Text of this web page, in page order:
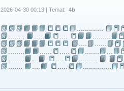
2026-04-30 00:13 | Temat: 4b
📗📗📗📙📙📙📒📒📒📘……..…..
📗...... . 📙…..📙📒….
📗📗📗📙📙📙📒📒📒
📗……..📙…📙 📒 …📒📘……... 📘
📗……. 📙….📙